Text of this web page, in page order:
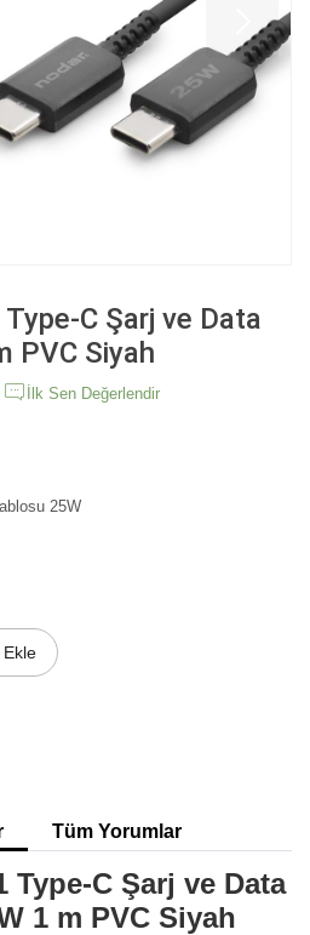
C Şarj ve Data
PVC Siyah
İlk Sen Değerlendir
25W
Ekle
Tüm Yorumlar
Type-C Şarj ve Data
1 m PVC Siyah